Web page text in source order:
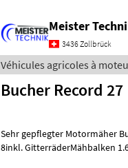
Meister
3436 Zollbrück
Véhicules agricoles à
Bucher Record 27
Sehr gepflegter Motormäher
8inkl. GitterräderMähbalken 1.60m Véhicules agricoles à